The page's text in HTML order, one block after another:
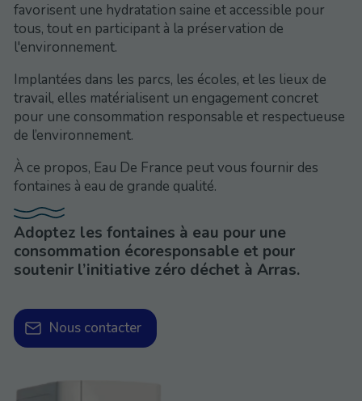
favorisent une hydratation saine et accessible pour
tous, tout en participant à la préservation de
l'environnement.
Implantées dans les parcs, les écoles, et les lieux de
travail, elles matérialisent un engagement concret
pour une consommation responsable et respectueuse
de l’environnement.
À ce propos, Eau De France peut vous fournir des
fontaines à eau de grande qualité.
Adoptez les fontaines à eau pour une
consommation écoresponsable et pour
soutenir l’initiative zéro déchet à Arras.
Nous contacter